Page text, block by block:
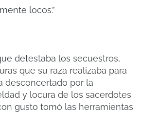
locos.”
detestaba los secuestros,
que su raza realizaba para
desconcertado por la
y locura de los sacerdotes
gusto tomó las herramientas